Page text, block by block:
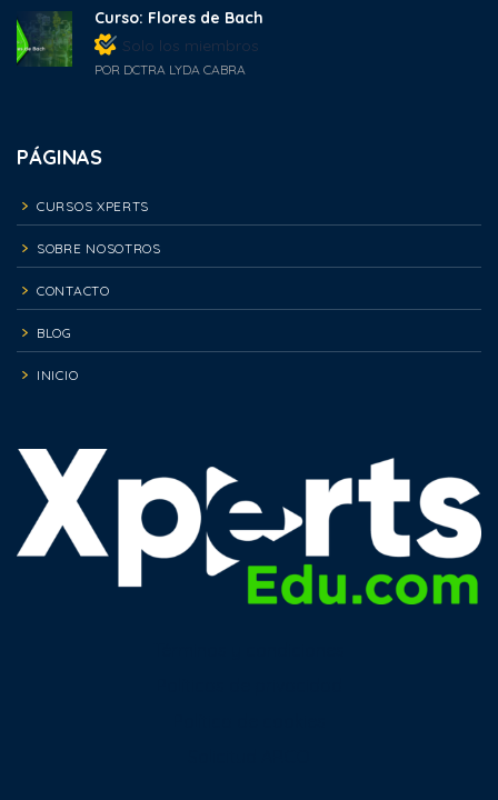
Curso: Flores de Bach
Solo los miembros
POR DCTRA LYDA CABRA
PÁGINAS
CURSOS XPERTS
SOBRE NOSOTROS
CONTACTO
BLOG
INICIO